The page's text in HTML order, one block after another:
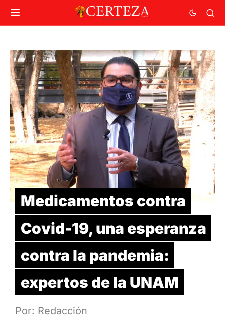
Medicamentos contra
Covid-19, una esperanza
contra la pandemia:
expertos de la UNAM
Por: Redacción